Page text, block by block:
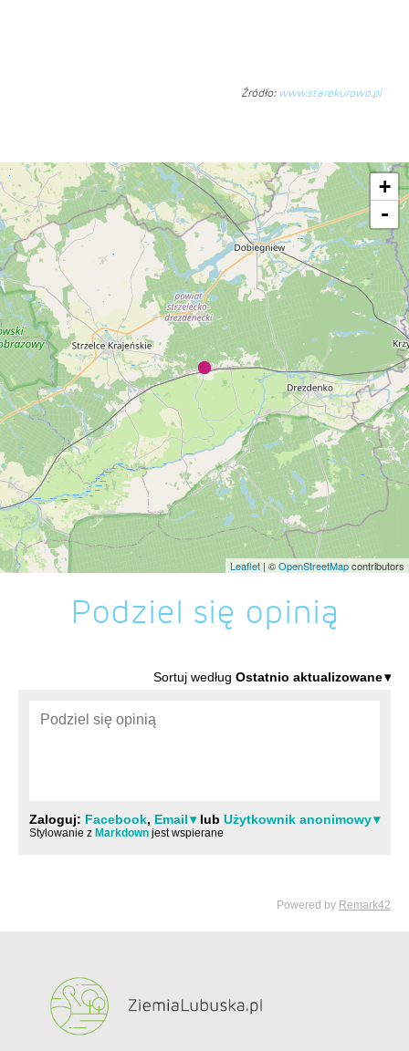
Źródło: www.starekurowo.pl
+
-
Leaflet | ©OpenStreetMapcontributors
Podziel się opinią